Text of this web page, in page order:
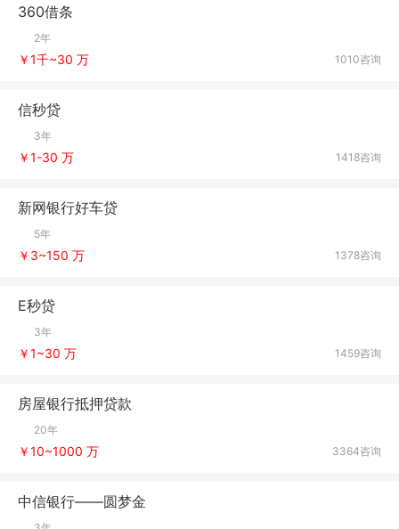
360借条
2年
1010咨询
￥1千~30 万
信秒贷
3年
1418咨询
￥1-30 万
新网银行好车贷
5年
1378咨询
￥3~150 万
E秒贷
3年
1459咨询
￥1~30 万
房屋银行抵押贷款
20年
3364咨询
￥10~1000 万
中信银行——圆梦金